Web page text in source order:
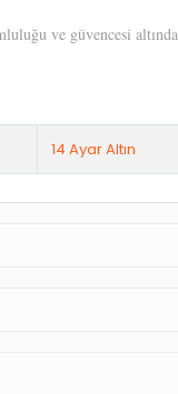
ve güvencesi
14 Ayar Altın